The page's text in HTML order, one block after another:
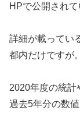
HPで公開されて
詳細が載ってい
都内だけですが
2020年度の統計
過去5年分の数値